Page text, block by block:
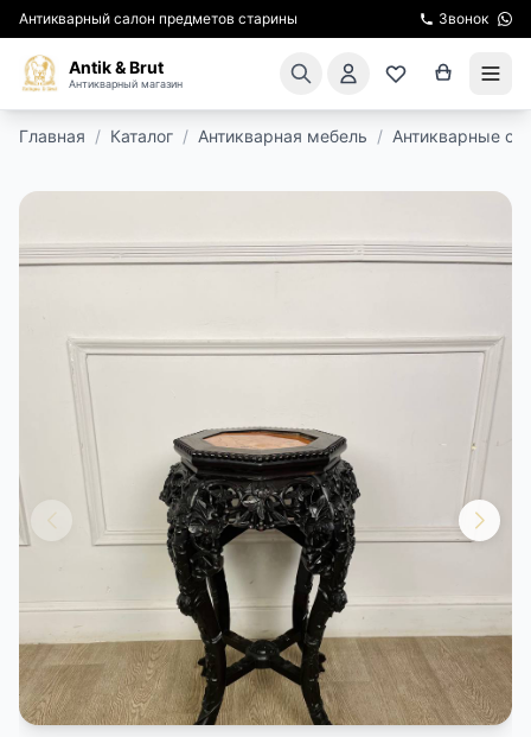
Антикварный салон предметов старины Звонок
Antik & Brut
Антикварный магазин
ПОДАРКИ
ЭКСКУРСИИ
РЕСТАВРАЦИЯ
КУРСЫ ПО РЕСТАВРАЦИИ
ДОСТАВКА И ОПЛАТА
Главная / Каталог / Антикварная мебель / Антикварные